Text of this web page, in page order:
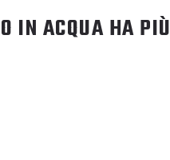
IN ACQUA HA PIÙ